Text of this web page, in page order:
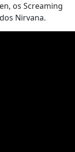
os Screaming
Nirvana.